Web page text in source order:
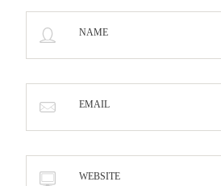
NAME
EMAIL
WEBSITE